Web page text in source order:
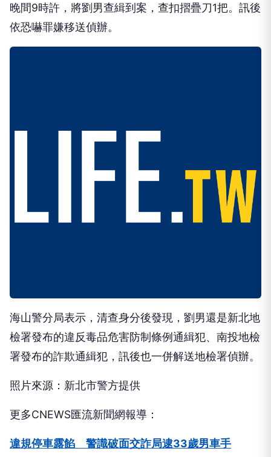
晚間9時許，將劉男查緝到案，查扣摺疊刀1把。訊後
依恐嚇罪嫌移送偵辦。
海山警分局表示，清查身分後發現，劉男還是新北地
檢署發布的違反毒品危害防制條例通緝犯、南投地檢
署發布的詐欺通緝犯，訊後也一併解送地檢署偵辦。
照片來源：新北市警方提供
更多CNEWS匯流新聞網報導：
違規停車露餡 警識破面交詐局逮33歲男車手